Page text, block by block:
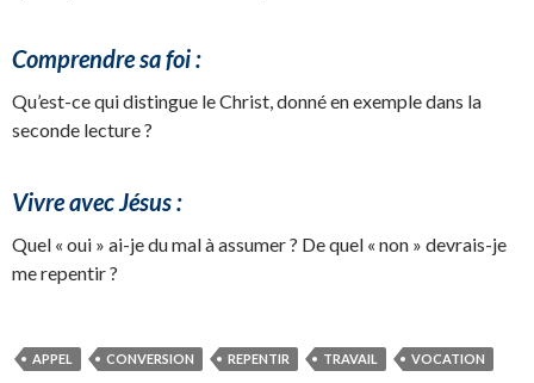
Comprendre sa foi :
Qu’est-ce qui distingue le Christ, donné en exemple dans la
seconde lecture ?
Vivre avec Jésus :
Quel « oui » ai-je du mal à assumer ? De quel « non » devrais-je
me repentir ?
APPEL CONVERSION REPENTIR TRAVAIL VOCATION